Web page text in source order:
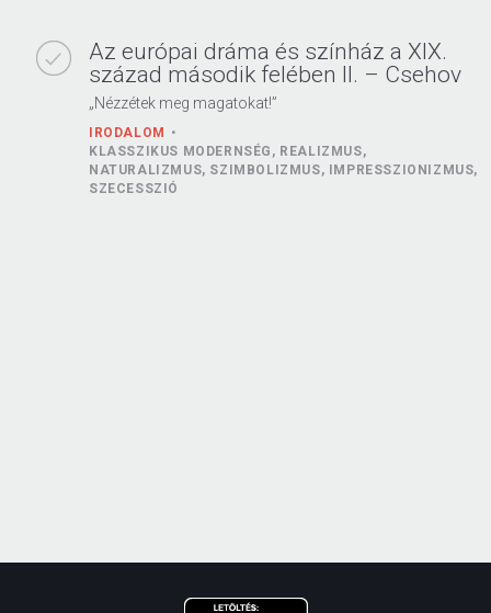
Az európai dráma és színház a XIX.
század második felében II. – Csehov
„Nézzétek meg magatokat!”
IRODALOM
KLASSZIKUS MODERNSÉG, REALIZMUS,
NATURALIZMUS, SZIMBOLIZMUS, IMPRESSZIONIZMUS,
SZECESSZIÓ